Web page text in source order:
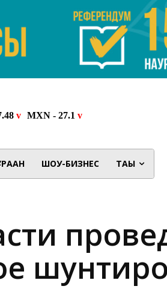
ШОУ-БИЗНЕС ТАҒЫ